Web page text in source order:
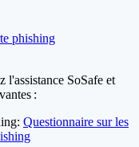
phishing
l'assistance SoSafe et
:
Questionnaire sur les